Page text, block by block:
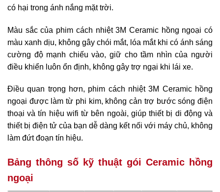
có hại trong ánh nắng mặt trời.
Màu sắc của phim cách nhiệt 3M Ceramic hồng ngoại có
màu xanh dịu, không gây chói mắt, lóa mắt khi có ánh sáng
cường độ mạnh chiếu vào, giữ cho tầm nhìn của người
điều khiển luôn ổn định, không gây trợ ngại khi lái xe.
Điều quan trọng hơn, phim cách nhiệt 3M Ceramic hồng
ngoại được làm từ phi kim, không cản trợ bước sóng điện
thoại và tín hiệu wifi từ bên ngoài, giúp thiết bị di động và
thiết bị điện tử của bạn dễ dàng kết nối với máy chủ, không
làm đứt đoạn tín hiệu.
Bảng thông số kỹ thuật gói Ceramic hồng
ngoại